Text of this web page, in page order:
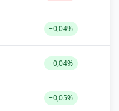
+0,04%
+0,04%
+0,05%